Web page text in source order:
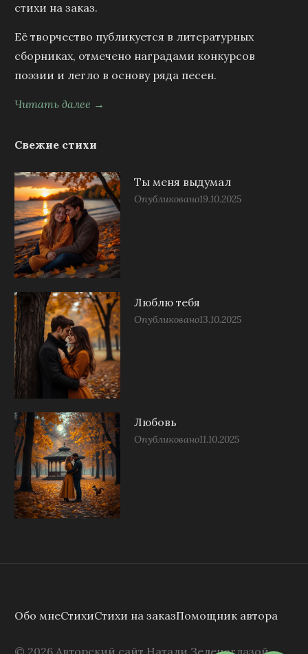
стихи на заказ.
Её творчество публикуется в литературных
сборниках, отмечено наградами конкурсов
поэзии и легло в основу ряда песен.
Читать далее →
Свежие стихи
Ты меня выдумал
Опубликовано19.10.2025
Люблю тебя
Опубликовано13.10.2025
Любовь
Опубликовано11.10.2025
Обо мнеСтихиСтихи на заказПомощник автора
© 2026 Авторский сайт Натали Зеленоглазой